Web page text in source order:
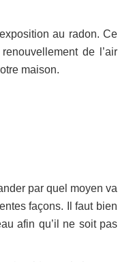
au radon. Ce
de l’air
maison.
par quel moyen va
façons. Il faut bien
afin qu’il ne soit pas